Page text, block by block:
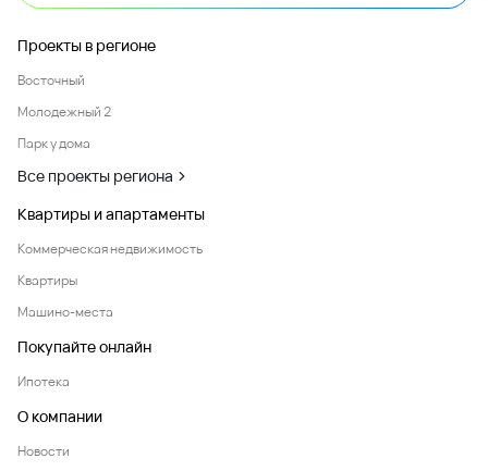
Проекты в регионе
Восточный
Молодежный 2
Парк у дома
Все проекты региона
Квартиры и апартаменты
Коммерческая недвижимость
Квартиры
Машино-места
Покупайте онлайн
Ипотека
О компании
Новости